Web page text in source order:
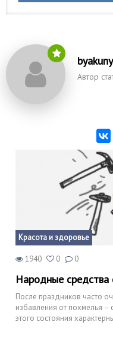
Автор
Красота и здоровье
1940 0 0
Народные средства
После праздников часто
избавления от похмелья –
этого состояния